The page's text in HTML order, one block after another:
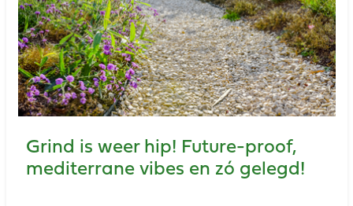
Grind is weer hip! Future-proof,
mediterrane vibes en zó gelegd!